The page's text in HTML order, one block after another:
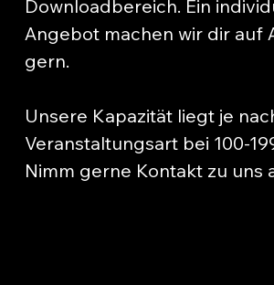
Downloadbereich. Ein
Angebot machen wir dir auf
gern.
Unsere Kapazität liegt je
Veranstaltungsart bei 100-
Nimm gerne Kontakt zu uns